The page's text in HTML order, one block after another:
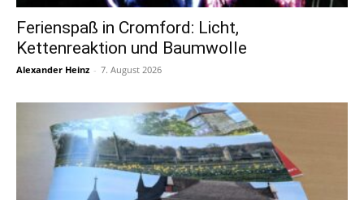
Ferienspaß in Cromford: Licht,
Kettenreaktion und Baumwolle
Alexander Heinz - 7. August 2026